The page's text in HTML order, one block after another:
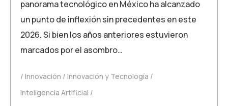
panorama tecnológico en México ha alcanzado
un punto de inflexión sin precedentes en este
2026. Si bien los años anteriores estuvieron
marcados por el asombro…
Innovación
Innovación y Tecnología
Inteligencia Artificial